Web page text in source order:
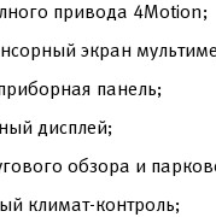
привода 4Motion;
экран
панель;
дисплей;
обзора и
климат-контроль;